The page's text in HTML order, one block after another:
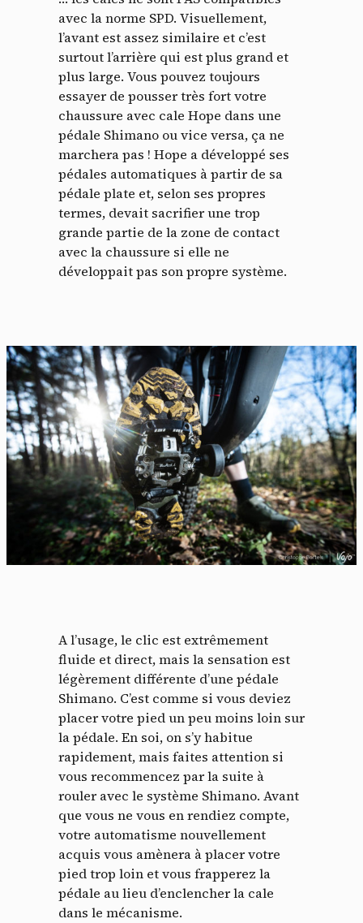
avec la norme SPD. Visuellement,
l’avant est assez similaire et c’est
surtout l’arrière qui est plus grand et
plus large. Vous pouvez toujours
essayer de pousser très fort votre
chaussure avec cale Hope dans une
pédale Shimano ou vice versa, ça ne
marchera pas ! Hope a développé ses
pédales automatiques à partir de sa
pédale plate et, selon ses propres
termes, devait sacrifier une trop
grande partie de la zone de contact
avec la chaussure si elle ne
développait pas son propre système.
A l’usage, le clic est extrêmement
fluide et direct, mais la sensation est
légèrement différente d’une pédale
Shimano. C’est comme si vous deviez
placer votre pied un peu moins loin sur
la pédale. En soi, on s’y habitue
rapidement, mais faites attention si
vous recommencez par la suite à
rouler avec le système Shimano. Avant
que vous ne vous en rendiez compte,
votre automatisme nouvellement
acquis vous amènera à placer votre
pied trop loin et vous frapperez la
pédale au lieu d’enclencher la cale
dans le mécanisme.